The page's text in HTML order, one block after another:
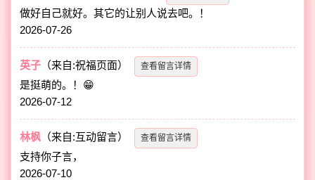
做好自己就好。其它的让别人说去吧。！
2026-07-26
英子 （来自:祝福页面） 查看留言详情
是挺萌的。！😁
2026-07-12
林枫 （来自:互动留言） 查看留言详情
支持你子言，
2026-07-10